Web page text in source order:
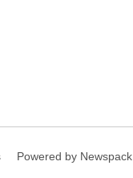
Powered by Newspack